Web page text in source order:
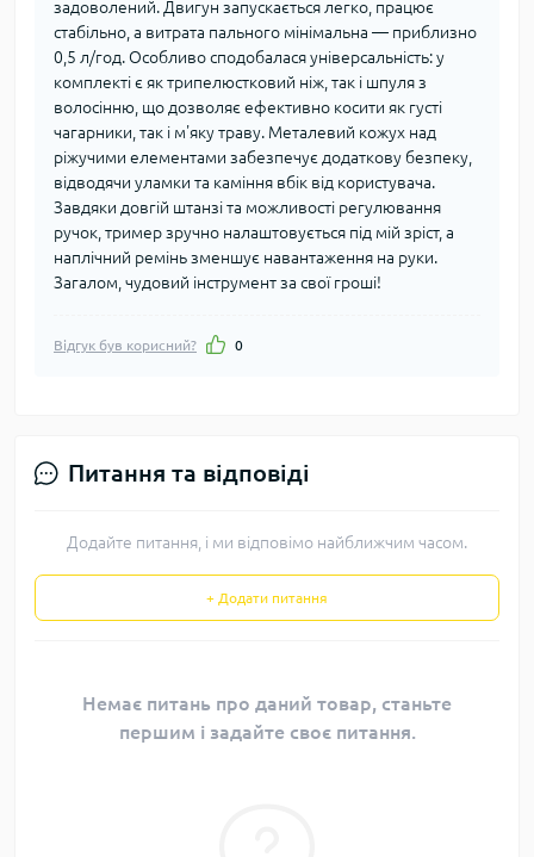
задоволений. Двигун запускається легко, працює
стабільно, а витрата пального мінімальна — приблизно
0,5 л/год. Особливо сподобалася універсальність: у
комплекті є як трипелюстковий ніж, так і шпуля з
волосінню, що дозволяє ефективно косити як густі
чагарники, так і м'яку траву. Металевий кожух над
ріжучими елементами забезпечує додаткову безпеку,
відводячи уламки та каміння вбік від користувача.
Завдяки довгій штанзі та можливості регулювання
ручок, тример зручно налаштовується під мій зріст, а
наплічний ремінь зменшує навантаження на руки.
Загалом, чудовий інструмент за свої гроші!
Відгук був корисний? 0
Питання та відповіді
Додайте питання, і ми відповімо найближчим часом.
+ Додати питання
Немає питань про даний товар, станьте
першим і задайте своє питання.